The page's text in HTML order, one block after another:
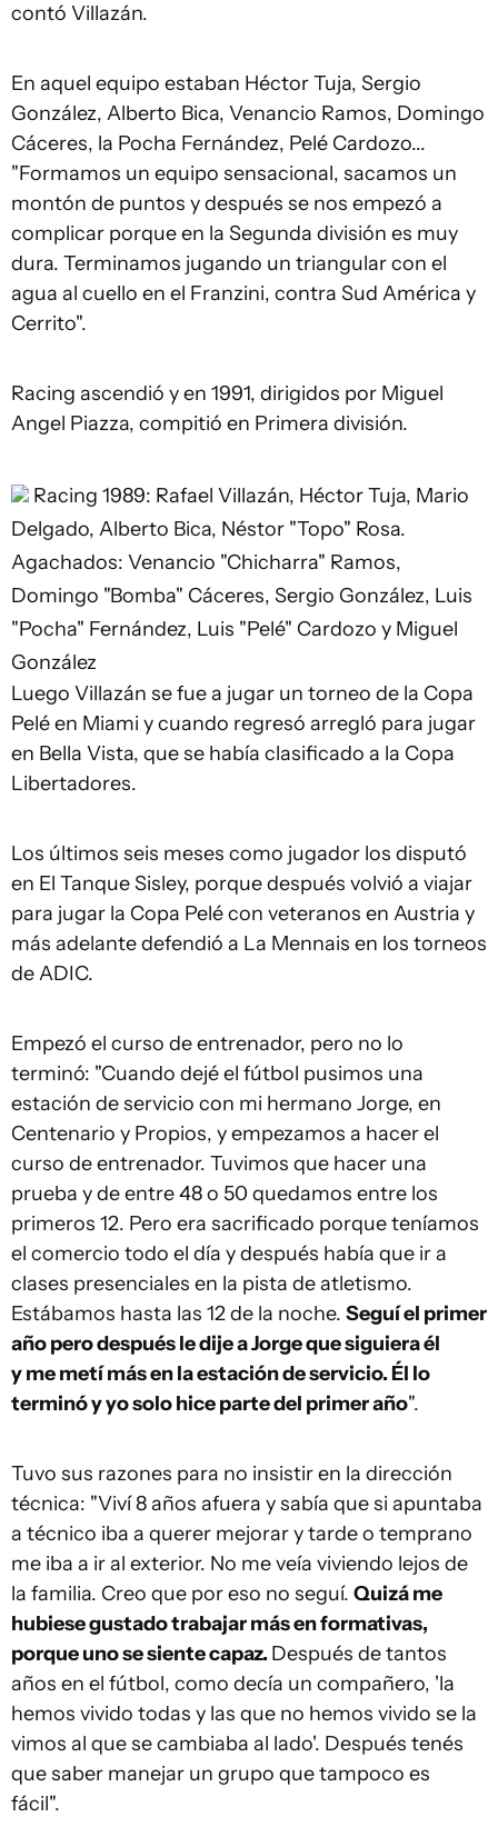
contó Villazán.
En aquel equipo estaban Héctor Tuja, Sergio
González, Alberto Bica, Venancio Ramos, Domingo
Cáceres, la Pocha Fernández, Pelé Cardozo...
"Formamos un equipo sensacional, sacamos un
montón de puntos y después se nos empezó a
complicar porque en la Segunda división es muy
dura. Terminamos jugando un triangular con el
agua al cuello en el Franzini, contra Sud América y
Cerrito".
Racing ascendió y en 1991, dirigidos por Miguel
Angel Piazza, compitió en Primera división.
Racing 1989: Rafael Villazán, Héctor Tuja, Mario
Delgado, Alberto Bica, Néstor "Topo" Rosa.
Agachados: Venancio "Chicharra" Ramos,
Domingo "Bomba" Cáceres, Sergio González, Luis
"Pocha" Fernández, Luis "Pelé" Cardozo y Miguel
González
Luego Villazán se fue a jugar un torneo de la Copa
Pelé en Miami y cuando regresó arregló para jugar
en Bella Vista, que se había clasificado a la Copa
Libertadores.
Los últimos seis meses como jugador los disputó
en El Tanque Sisley, porque después volvió a viajar
para jugar la Copa Pelé con veteranos en Austria y
más adelante defendió a La Mennais en los torneos
de ADIC.
Empezó el curso de entrenador, pero no lo
terminó: "Cuando dejé el fútbol pusimos una
estación de servicio con mi hermano Jorge, en
Centenario y Propios, y empezamos a hacer el
curso de entrenador. Tuvimos que hacer una
prueba y de entre 48 o 50 quedamos entre los
primeros 12. Pero era sacrificado porque teníamos
el comercio todo el día y después había que ir a
clases presenciales en la pista de atletismo.
Estábamos hasta las 12 de la noche. Seguí el primer
año pero después le dije a Jorge que siguiera él
y me metí más en la estación de servicio. Él lo
terminó y yo solo hice parte del primer año".
Tuvo sus razones para no insistir en la dirección
técnica: "Viví 8 años afuera y sabía que si apuntaba
a técnico iba a querer mejorar y tarde o temprano
me iba a ir al exterior. No me veía viviendo lejos de
la familia. Creo que por eso no seguí. Quizá me
hubiese gustado trabajar más en formativas,
porque uno se siente capaz. Después de tantos
años en el fútbol, como decía un compañero, 'la
hemos vivido todas y las que no hemos vivido se la
vimos al que se cambiaba al lado'. Después tenés
que saber manejar un grupo que tampoco es
fácil".